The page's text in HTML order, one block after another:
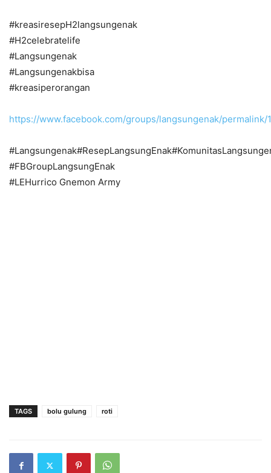
#kreasiresepH2langsungenak
#H2celebratelife
#Langsungenak
#Langsungenakbisa
#kreasiperorangan
https://www.facebook.com/groups/langsungenak/permalink/
#FBGroupLangsungEnak
#LEHurrico Gnemon Army
TAGS bolu gulung roti